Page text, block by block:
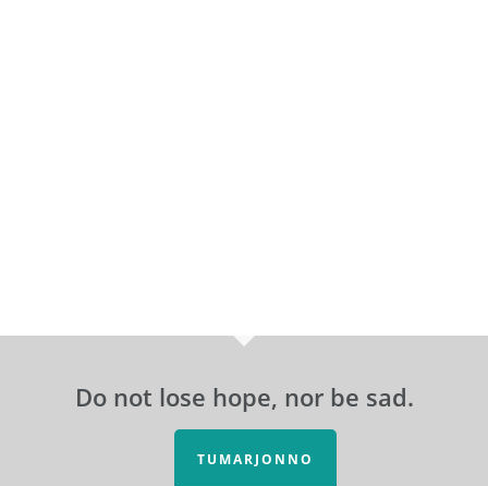
Do not lose hope, nor be sad.
TUMARJONNO